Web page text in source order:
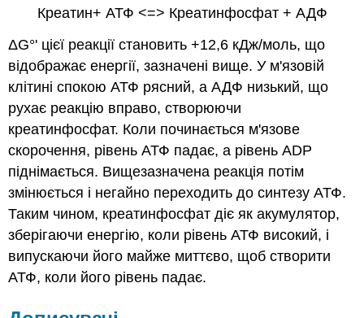
Креатин+ АТФ <=> Креатинфосфат + АДФ
ΔG°' цієї реакції становить +12,6 кДж/моль, що
відображає енергії, зазначені вище. У м'язовій
клітині спокою АТФ рясний, а АДФ низький, що
рухає реакцію вправо, створюючи
креатинфосфат. Коли починається м'язове
скорочення, рівень АТФ падає, а рівень ADP
піднімається. Вищезазначена реакція потім
змінюється і негайно переходить до синтезу АТФ.
Таким чином, креатинфосфат діє як акумулятор,
зберігаючи енергію, коли рівень АТФ високий, і
випускаючи його майже миттєво, щоб створити
АТФ, коли його рівень падає.